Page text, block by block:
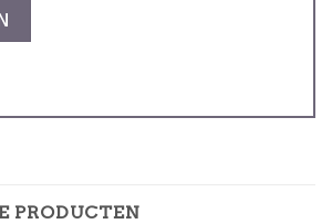
PRODUCTEN